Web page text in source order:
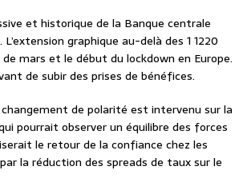
et historique de la Banque centrale
graphique au-delà des 1 1220
mars et le début du lockdown en Europe.
de subir des prises de bénéfices.
de polarité est intervenu sur la
pourrait observer un équilibre des forces
le retour de la confiance chez les
la réduction des spreads de taux sur le